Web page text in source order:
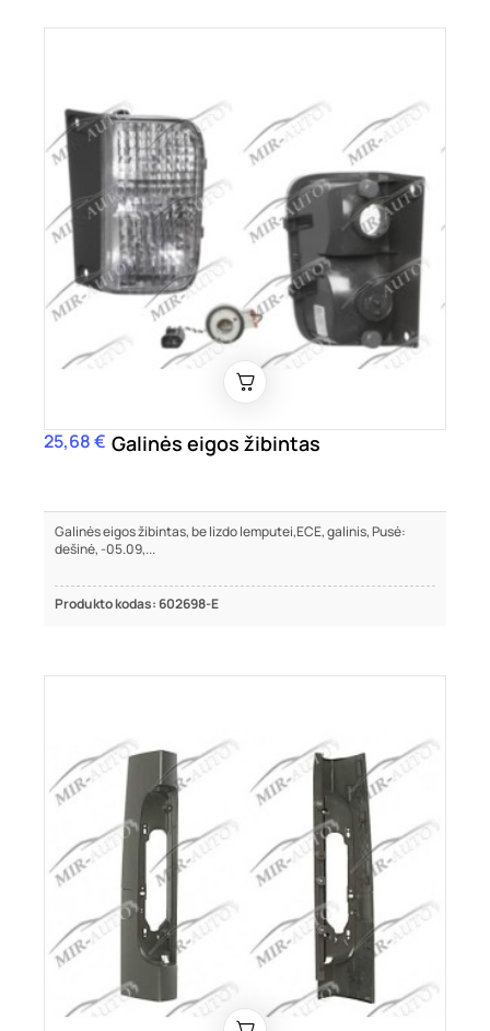
Kaina
25,68 € Galinės eigos žibintas
Galinės eigos žibintas, be lizdo lemputei,ECE, galinis, Pusė:
dešinė, -05.09,...
Produkto kodas: 602698-E